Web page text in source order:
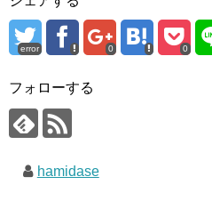
error 0 0
フォローする
hamidase